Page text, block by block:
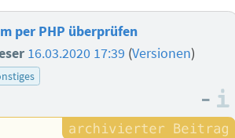
per PHP überprüfen
16.03.2020 17:39 (Versionen)
–